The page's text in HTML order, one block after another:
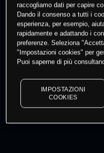
I prezzi sono solo
dati di mercato
raccogliamo dati per capire
Dando il consenso a tutti i
esperienza, per esempio,
rapidamente e adattando i
preferenze. Seleziona
"Impostazioni cookies" per
Puoi saperne di più
IMPOSTAZIONI
COOKIES